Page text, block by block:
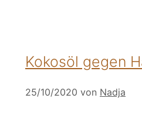
Kokosöl gegen
25/10/2020 von Nadja